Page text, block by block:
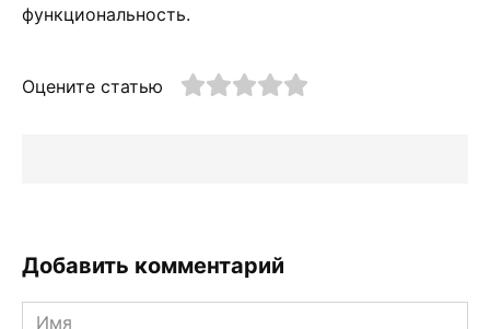
функциональность.
Оцените статью
Добавить комментарий
Имя